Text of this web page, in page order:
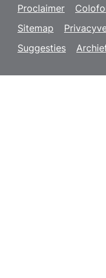
Proclaimer
Sitemap
Suggesties